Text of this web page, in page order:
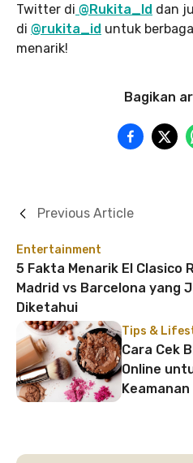
Twitter di @Rukita_Id dan
di @rukita_id untuk
menarik!
Bagikan
Entertainment
5 Fakta Menarik El Clasico
Madrid vs Barcelona yang
Diketahui
Previous Article
Tips &
Cara Cek
Online